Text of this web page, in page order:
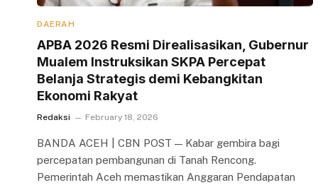
DAERAH
APBA 2026 Resmi Direalisasikan, Gubernur
Mualem Instruksikan SKPA Percepat
Belanja Strategis demi Kebangkitan
Ekonomi Rakyat
Redaksi February 18, 2026
BANDA ACEH | CBN POST — Kabar gembira bagi
percepatan pembangunan di Tanah Rencong.
Pemerintah Aceh memastikan Anggaran Pendapatan